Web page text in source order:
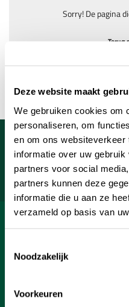
Deze website maakt
We gebruiken cookies om
personaliseren, om
en om ons
informatie over uw
partners voor social
partners kunnen deze
informatie die u aan ze
verzameld op basis van
Noodzakelijk
Voorkeuren
Sorry! De pagina
Terug
Meld je aan
Uw e-mailadres
INFORMATIE
KLANTENSERVICE